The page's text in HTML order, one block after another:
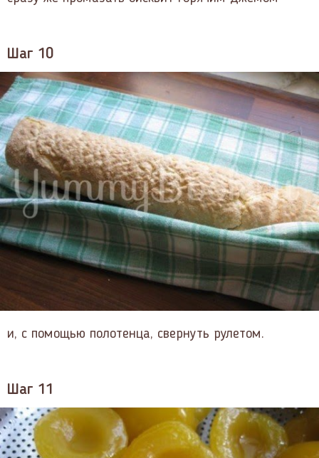
Шаг 10
и, с помощью полотенца, свернуть рулетом.
Шаг 11